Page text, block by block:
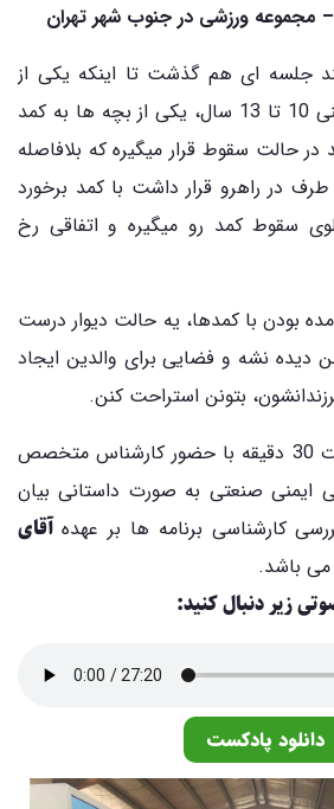
جلسه ای هم گذشت تا اینکه یکی از
روزها در تمرین گروه سنی 10 تا 13 سال، یکی از بچه ها به کمد
حالت سقوط قرار میگیره که بلافاصله
در راهرو قرار داشت با کمد برخورد
سقوط کمد رو میگیره و اتفاقی رخ
بودن با کمدها، یه حالت دیوار درست
دیده نشه و فضایی برای والدین ایجاد
بتونن استراحت کنن.
برنامه اول ایمنی به مدت 30 دقیقه با حضور کارشناس متخصص
ایمنی صنعتی به صورت داستانی بیان
کارشناسی برنامه ها بر عهده آقای
می باشد.
زیر دنبال کنید:
دانلود پادکست